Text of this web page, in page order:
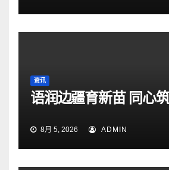
资讯
语润边疆育新苗 同心
8月 5, 2026 ADMIN